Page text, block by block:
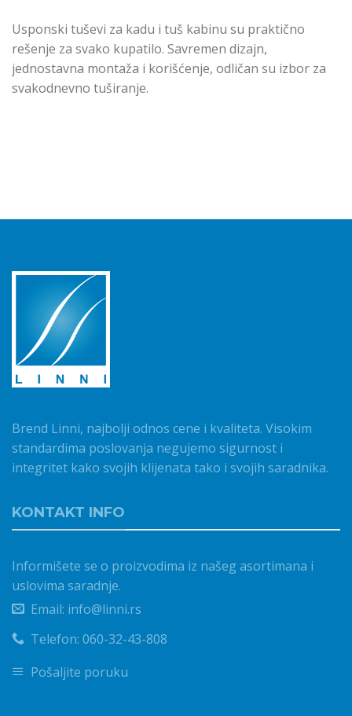
Usponski tuševi za kadu i tuš kabinu su praktično
rešenje za svako kupatilo. Savremen dizajn,
jednostavna montaža i korišćenje, odličan su izbor za
svakodnevno tuširanje.
Brend Linni, najbolji odnos cene i kvaliteta. Visokim
standardima poslovanja negujemo sigurnost i
integritet kako svojih klijenata tako i svojih saradnika.
KONTAKT INFO
Informišete se o proizvodima iz našeg asortimana i
uslovima saradnje.
Email: info@linni.rs
Telefon: 060-32-43-808
Pošaljite poruku